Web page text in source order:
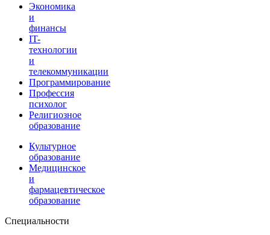
Экономика
и
финансы
IT-
технологии
и
телекоммуникации
Программирование
Профессия
психолог
Религиозное
образование
Культурное
образование
Медицинское
и
фармацевтическое
образование
Специальности